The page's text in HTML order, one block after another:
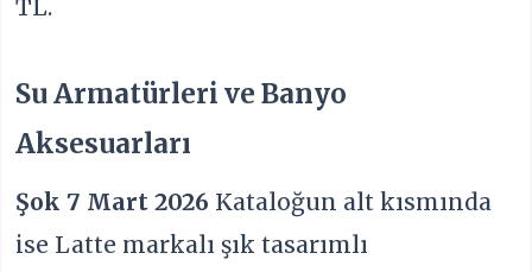
TL.
Su Armatürleri ve Banyo
Aksesuarları
Şok 7 Mart 2026 Kataloğun alt kısmında
ise Latte markalı şık tasarımlı